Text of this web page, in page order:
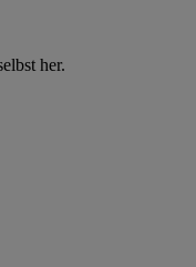
her.